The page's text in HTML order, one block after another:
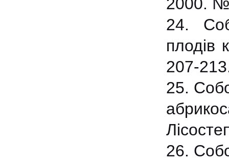
24.
плодів
207-
25.
26.